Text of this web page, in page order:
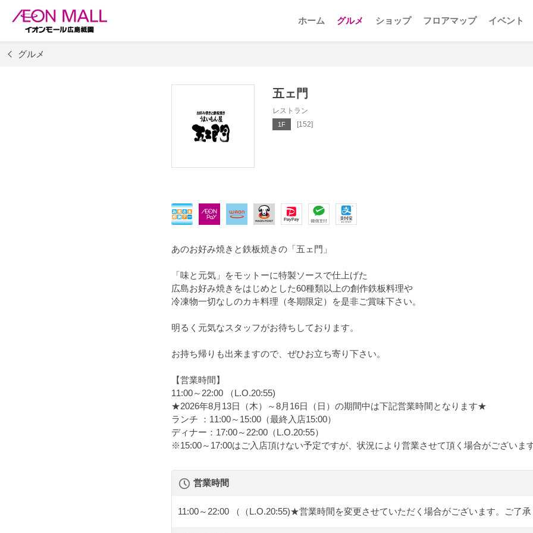
ホーム グルメ ショップ フロアマップ イベント
グルメ
五ェ門
レストラン
1F [152]
あのお好み焼きと鉄板焼きの「五ェ門」
「味と元気」をモットーに特製ソースで仕上げた
広島お好み焼きをはじめとした60種類以上の創作鉄板料理や
冷凍物一切なしのカキ料理（冬期限定）を是非ご賞味下さい。
明るく元気なスタッフがお待ちしております。
お持ち帰りも出来ますので、ぜひお立ち寄り下さい。
【営業時間】
11:00～22:00 （L.O.20:55)
★2026年8月13日（木）～8月16日（日）の期間中は下記営業時間となります★
ランチ ：11:00～15:00（最終入店15:00）
ディナー：17:00～22:00（L.O.20:55）
※15:00～17:00はご入店頂けない予定ですが、状況により営業させて頂く場合がございます
営業時間
11:00～22:00 （（L.O.20:55)★営業時間を変更させていただく場合がございます。ご了